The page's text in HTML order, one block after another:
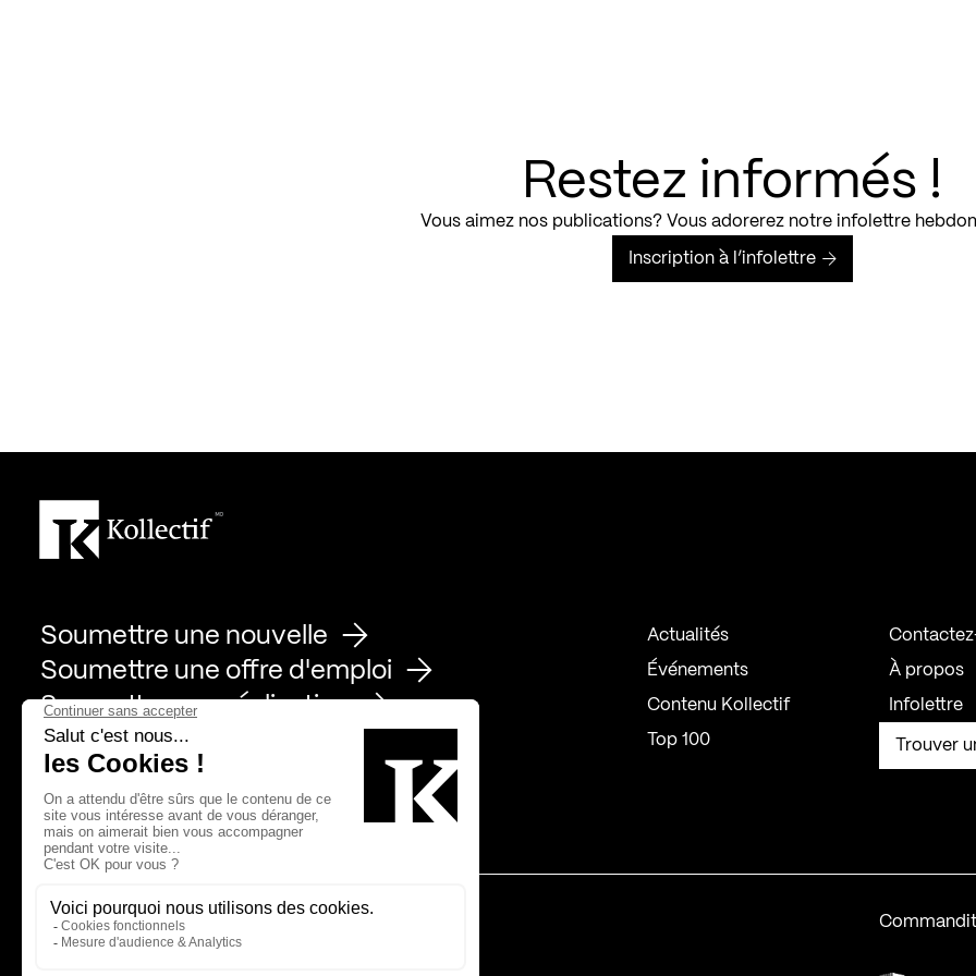
Restez informés !
Vous aimez nos publications? Vous adorerez notre infolettre
Inscription à l’infolettre
Soumettre une nouvelle
Soumettre une offre d'emploi
Soumettre une réalisation
Actualités
Événements
Contenu Kollectif
Top 100
À propos
Infolettre
Trouver
Page Facebook de Kollectif
Page Instagram de Kollectif
Page Linkedin de Kollectif
Partenaires